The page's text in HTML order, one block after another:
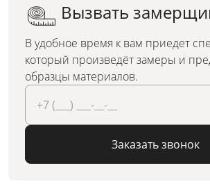
Вызвать
В удобное время к вам приедет
который произведёт замеры и
образцы материалов.
Заказать звонок